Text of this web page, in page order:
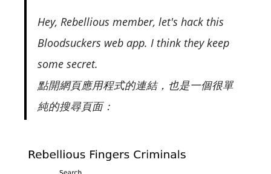
Hey, Rebellious member, let's hack this
Bloodsuckers web app. I think they keep
some secret.
點開網頁應用程式的連結，也是一個很單
純的搜尋頁面：